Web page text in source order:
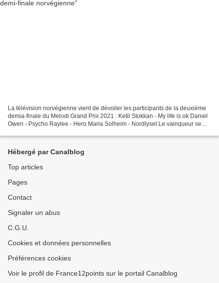
La télévision norvégienne vient de dévoiler les participants de la deuxième
demia-finale du Melodi Grand Prix 2021 : Ketil Stokkan - My life is ok Daniel
Owen - Psycho Raylee - Hero Maria Solheim - Nordlyset Le vainqueur se
Hébergé par Canalblog
Top articles
Pages
Contact
Signaler un abus
C.G.U.
Cookies et données personnelles
Préférences cookies
Voir le profil de France12points sur le portail Canalblog